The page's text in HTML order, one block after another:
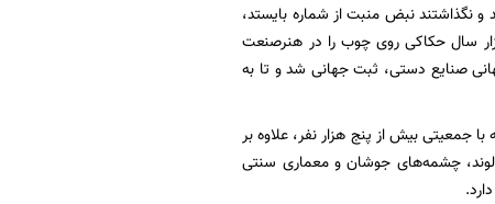
نبض منبت از شماره بایستد،
سال حکاکی روی چوب را در هنرصنعت
یکی از روزهای بهمن‌ماه سال ۱۳۹۸ با تایید شورای جهانی صنایع دستی، ثبت جهانی شد و تا به
جمعیتی بیش از پنج هزار نفر، علاوه بر
چشمه‌های جوشان و معماری سنتی